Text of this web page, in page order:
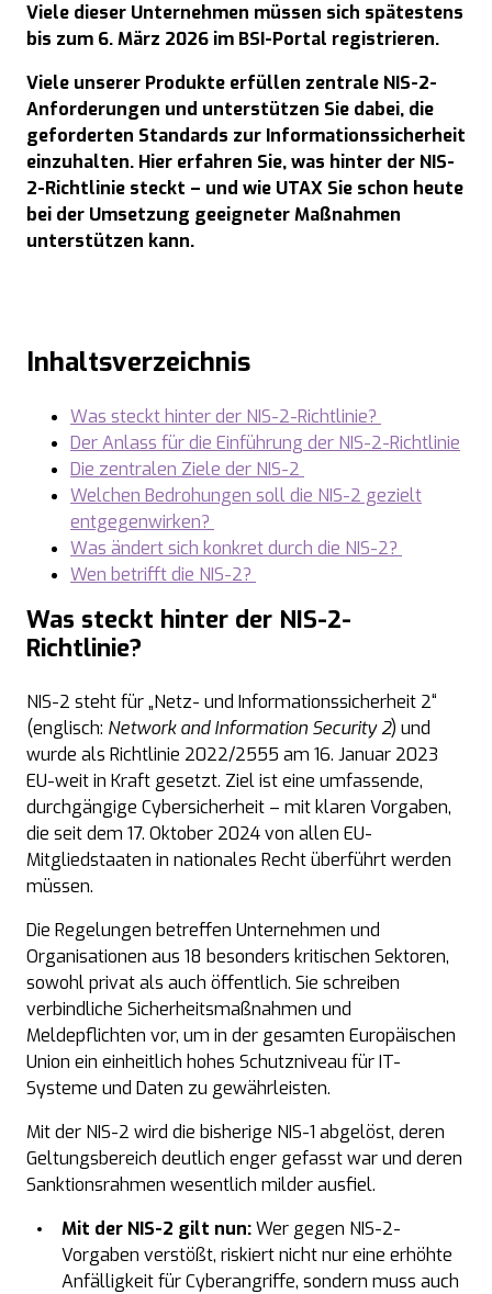
Viele dieser Unternehmen müssen sich spätestens
bis zum 6. März 2026 im BSI-Portal registrieren.
Viele unserer Produkte erfüllen zentrale NIS-2-
Anforderungen und unterstützen Sie dabei, die
geforderten Standards zur Informationssicherheit
einzuhalten. Hier erfahren Sie, was hinter der NIS-
2-Richtlinie steckt – und wie UTAX Sie schon heute
bei der Umsetzung geeigneter Maßnahmen
unterstützen kann.
Inhaltsverzeichnis
Was steckt hinter der NIS-2-Richtlinie?
Der Anlass für die Einführung der NIS-2-Richtlinie
Die zentralen Ziele der NIS-2
Welchen Bedrohungen soll die NIS-2 gezielt
entgegenwirken?
Was ändert sich konkret durch die NIS-2?
Wen betrifft die NIS-2?
Was steckt hinter der NIS-2-
Richtlinie?
NIS-2 steht für „Netz- und Informationssicherheit 2“
(englisch: Network and Information Security 2) und
wurde als Richtlinie 2022/2555 am 16. Januar 2023
EU-weit in Kraft gesetzt. Ziel ist eine umfassende,
durchgängige Cybersicherheit – mit klaren Vorgaben,
die seit dem 17. Oktober 2024 von allen EU-
Mitgliedstaaten in nationales Recht überführt werden
müssen.
Die Regelungen betreffen Unternehmen und
Organisationen aus 18 besonders kritischen Sektoren,
sowohl privat als auch öffentlich. Sie schreiben
verbindliche Sicherheitsmaßnahmen und
Meldepflichten vor, um in der gesamten Europäischen
Union ein einheitlich hohes Schutzniveau für IT-
Systeme und Daten zu gewährleisten.
Mit der NIS-2 wird die bisherige NIS-1 abgelöst, deren
Geltungsbereich deutlich enger gefasst war und deren
Sanktionsrahmen wesentlich milder ausfiel.
Mit der NIS-2 gilt nun:Wer gegen NIS-2-
Vorgaben verstößt, riskiert nicht nur eine erhöhte
Anfälligkeit für Cyberangriffe, sondern muss auch